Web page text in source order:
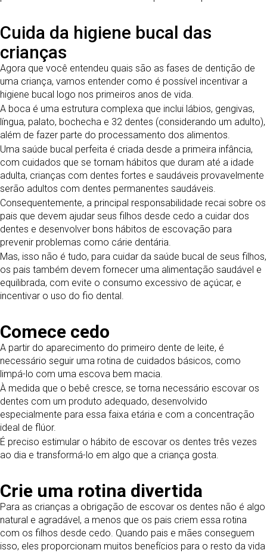
Cuida da higiene bucal das
crianças
Agora que você entendeu quais são as fases de dentição de
uma criança, vamos entender como é possível incentivar a
higiene bucal logo nos primeiros anos de vida.
A boca é uma estrutura complexa que inclui lábios, gengivas,
língua, palato, bochecha e 32 dentes (considerando um adulto),
além de fazer parte do processamento dos alimentos.
Uma saúde bucal perfeita é criada desde a primeira infância,
com cuidados que se tornam hábitos que duram até a idade
adulta, crianças com dentes fortes e saudáveis ​​provavelmente
serão adultos com dentes permanentes saudáveis.
Consequentemente, a principal responsabilidade recai sobre os
pais que devem ajudar seus filhos desde cedo a cuidar dos
dentes e desenvolver bons hábitos de escovação para
prevenir problemas como cárie dentária.
Mas, isso não é tudo, para cuidar da saúde bucal de seus filhos,
os pais também devem fornecer uma alimentação saudável e
equilibrada, com evite o consumo excessivo de açúcar, e
incentivar o uso do fio dental.
Comece cedo
A partir do aparecimento do primeiro dente de leite, é
necessário seguir uma rotina de cuidados básicos, como
limpá-lo com uma escova bem macia.
À medida que o bebê cresce, se torna necessário escovar os
dentes com um produto adequado, desenvolvido
especialmente para essa faixa etária e com a concentração
ideal de flúor.
É preciso estimular o hábito de escovar os dentes três vezes
ao dia e transformá-lo em algo que a criança gosta.
Crie uma rotina divertida
Para as crianças a obrigação de escovar os dentes não é algo
natural e agradável, a menos que os pais criem essa rotina
com os filhos desde cedo. Quando pais e mães conseguem
isso, eles proporcionam muitos benefícios para o resto da vida